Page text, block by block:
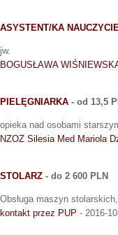
ASYSTENT/KA
jw.
BOGUSŁAWA
PIELĘGNIARKA - od 13,5
opieka nad osobami
NZOZ Silesia Med Mariola
STOLARZ - do 2 600 PLN
Obsługa maszyn
kontakt przez PUP - 2016-